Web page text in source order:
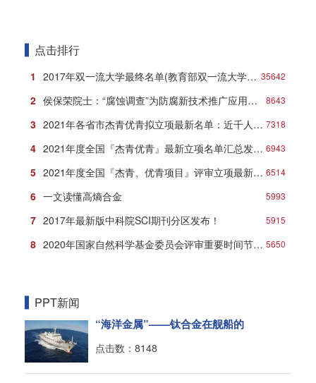
点击排行
35642
1 2017年双一流大学最终名单(教育部双一流大学名单)
8643
2 侯保荣院士：“腐蚀调查”为防腐新技术推广应用打响第一炮
7318
3 2021年各省市杰青优青拟立项最新名单：近千人入选！
6943
4 2021年度全国『杰青优青』最新立项名单汇总发布！
6514
5 2021年度全国『杰青、优青项目』评审立项最新名单
5993
6 一文读懂高熵合金
5915
7 2017年最新版中科院SCI期刊分区发布！
5650
8 2020年国家自然科学基金委员会评审重要时间节点安排
PPT新闻
“海洋金属”——钛合金在舰船的
点击数：8148